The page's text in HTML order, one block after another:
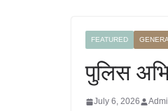
FEATURED
पुलिस
July 6, 2026